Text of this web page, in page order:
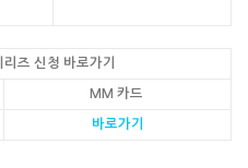
즈 신청 바로가기
MM 카드
바로가기